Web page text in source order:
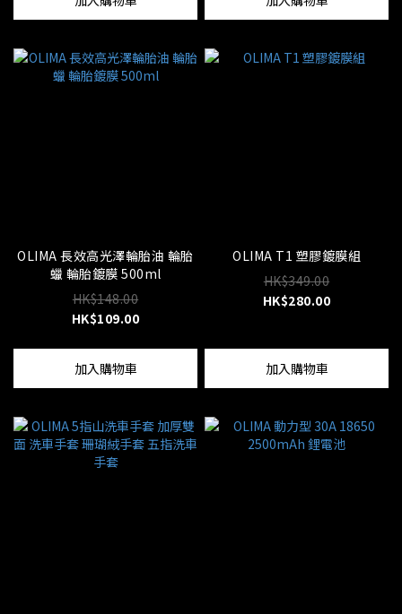
OLIMA 長效高光澤輪胎油 輪胎
蠟 輪胎鍍膜 500ml
HK$148.00
HK$109.00
加入購物車
OLIMA T1 塑膠鍍膜組
HK$349.00
HK$280.00
加入購物車